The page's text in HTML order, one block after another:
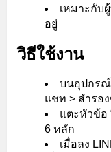
เหมาะกับ
อยู่
วิธีใช้งาน
บนอุปกรณ์
แชท > สำรอ
แตะหัวข้อ
6 หลัก
เมื่อลง